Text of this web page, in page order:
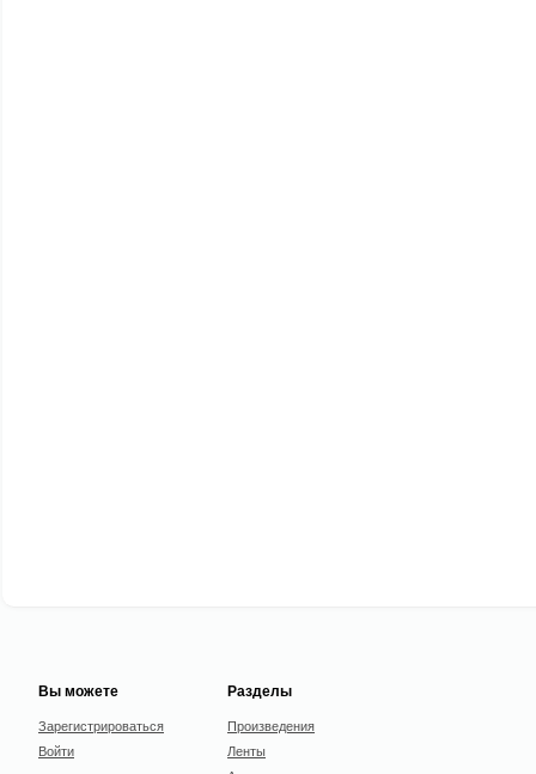
Вы можете
Зарегистрироваться
Войти
Разделы
Произведения
Ленты